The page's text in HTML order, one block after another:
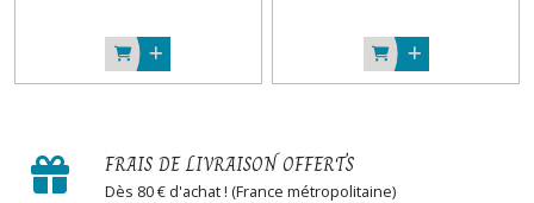
FRAIS DE LIVRAISON OFFERTS
Dès 80 € d'achat ! (France métropolitaine)
Panneau
Jersey
cm
Stenzo